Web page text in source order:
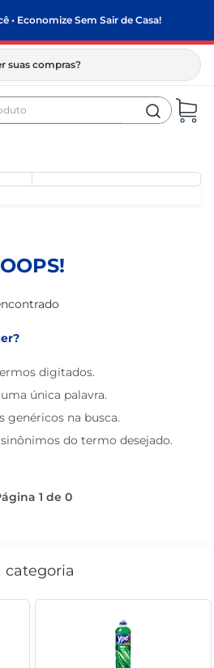
• Economize Sem Sair de Casa!
suas compras?
OOPS!
digitados.
única palavra.
genéricos na busca.
do termo desejado.
1 de 0
categoria